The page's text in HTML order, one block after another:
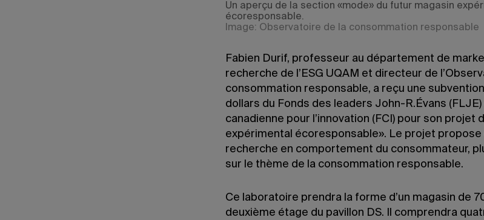
Un aperçu de la section «mode» du futur magasin
écoresponsable.
Image: Observatoire de la consommation responsable
Fabien Durif, professeur au département de
recherche de l’ESG UQAM et directeur de
consommation responsable, a reçu une
dollars du Fonds des leaders John-R.Évans
canadienne pour l’innovation (FCI) pour son projet
expérimental écoresponsable». Le projet
recherche en comportement du consommateur,
sur le thème de la consommation responsable.
Ce laboratoire prendra la forme d’un magasin de
deuxième étage du pavillon DS. Il comprendra